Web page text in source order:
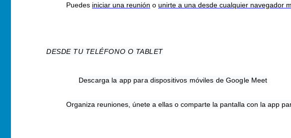
Puedes iniciar una reunión o unirte a una desde cualquier navegador
DESDE TU TELÉFONO O TABLET
Descarga la app para dispositivos móviles de Google Meet
Organiza reuniones, únete a ellas o comparte la pantalla con la app